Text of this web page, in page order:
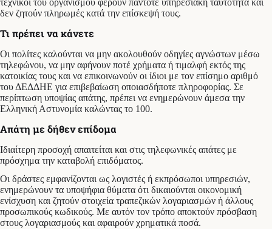
τεχνικοί του οργανισμού φέρουν πάντοτε υπηρεσιακή ταυτότητα και
δεν ζητούν πληρωμές κατά την επίσκεψή τους.
Τι πρέπει να κάνετε
Οι πολίτες καλούνται να μην ακολουθούν οδηγίες αγνώστων μέσω
τηλεφώνου, να μην αφήνουν ποτέ χρήματα ή τιμαλφή εκτός της
κατοικίας τους και να επικοινωνούν οι ίδιοι με τον επίσημο αριθμό
του ΔΕΔΔΗΕ για επιβεβαίωση οποιασδήποτε πληροφορίας. Σε
περίπτωση υποψίας απάτης, πρέπει να ενημερώνουν άμεσα την
Ελληνική Αστυνομία καλώντας το 100.
Απάτη με δήθεν επίδομα
Ιδιαίτερη προσοχή απαιτείται και στις τηλεφωνικές απάτες με
πρόσχημα την καταβολή επιδόματος.
Οι δράστες εμφανίζονται ως λογιστές ή εκπρόσωποι υπηρεσιών,
ενημερώνουν τα υποψήφια θύματα ότι δικαιούνται οικονομική
ενίσχυση και ζητούν στοιχεία τραπεζικών λογαριασμών ή άλλους
προσωπικούς κωδικούς. Με αυτόν τον τρόπο αποκτούν πρόσβαση
στους λογαριασμούς και αφαιρούν χρηματικά ποσά.